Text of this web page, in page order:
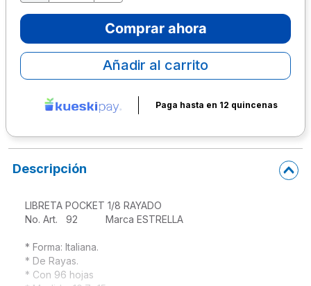
Comprar ahora
Añadir al carrito
Paga hasta en 12 quincenas
Descripción
LIBRETA POCKET 1/8 RAYADO
No. Art.   92          Marca ESTRELLA
* Forma: Italiana.
* De Rayas.
* Con 96 hojas